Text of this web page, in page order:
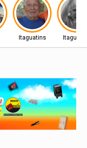
Itaguatins